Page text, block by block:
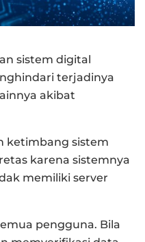
sistem digital
terjadinya
akibat
ketimbang sistem
karena sistemnya
memiliki server
pengguna. Bila